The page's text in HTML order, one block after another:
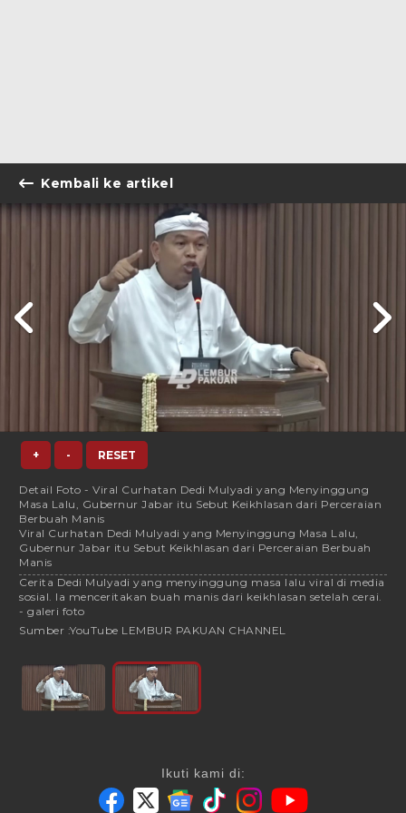
Kembali ke artikel
+ - RESET
Detail Foto - Viral Curhatan Dedi Mulyadi yang Menyinggung
Masa Lalu, Gubernur Jabar itu Sebut Keikhlasan dari Perceraian
Berbuah Manis
Viral Curhatan Dedi Mulyadi yang Menyinggung Masa Lalu,
Gubernur Jabar itu Sebut Keikhlasan dari Perceraian Berbuah
Manis
Cerita Dedi Mulyadi yang menyinggung masa lalu viral di media
sosial. Ia menceritakan buah manis dari keikhlasan setelah cerai.
- galeri foto
Sumber :YouTube LEMBUR PAKUAN CHANNEL
Ikuti kami di: